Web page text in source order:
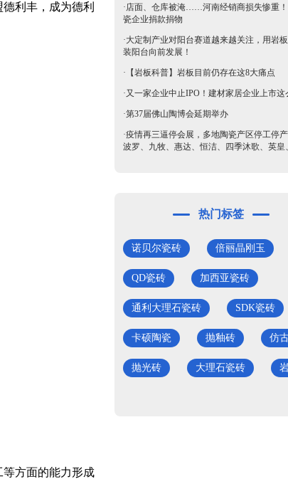
利丰，成为德利
方面的能力形成
·店面、仓库被淹……河南经销商损失惨重
瓷企业捐款捐物
·大定制产业对阳台赛道越来越关注，用岩
装阳台向前发展！
· 【岩板科普】岩板目前仍存在这8大痛点
·又一家企业中止IPO！建材家居企业上市这
·第37届佛山陶博会延期举办
·疫情再三逼停会展，多地陶瓷产区停工停
波罗、九牧、惠达、恒洁、四季沐歌、英皇
热门标签
诺贝尔瓷砖 倍丽晶刚玉
QD瓷砖 加西亚瓷砖
通利大理石瓷砖 SDK瓷砖
卡硕陶瓷 抛釉砖 仿
抛光砖 大理石瓷砖